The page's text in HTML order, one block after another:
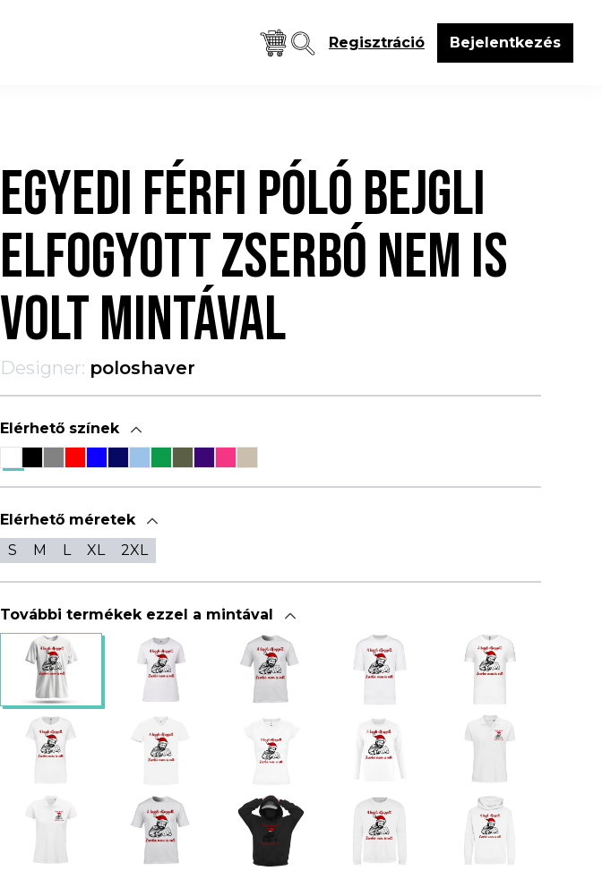
Regisztráció Bejelentkezés
EGYEDI FÉRFI PÓLÓ BEJGLI
ELFOGYOTT ZSERBÓ NEM IS
VOLT MINTÁVAL
Designer: poloshaver
Elérhető színek
Elérhető méretek
S
M L XL 2XL
További termékek ezzel a mintával